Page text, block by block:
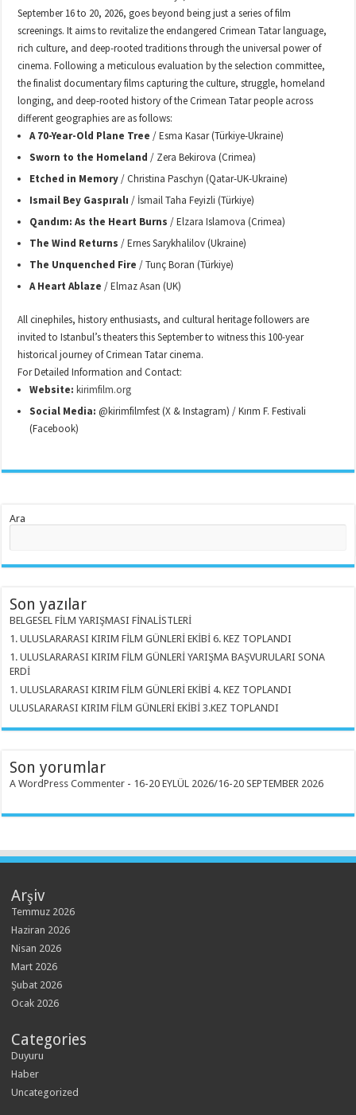
September 16 to 20, 2026, goes beyond being just a series of film
screenings. It aims to revitalize the endangered Crimean Tatar language,
rich culture, and deep-rooted traditions through the universal power of
cinema. Following a meticulous evaluation by the selection committee,
the finalist documentary films capturing the culture, struggle, homeland
longing, and deep-rooted history of the Crimean Tatar people across
different geographies are as follows:
A 70-Year-Old Plane Tree / Esma Kasar (Türkiye-Ukraine)
Sworn to the Homeland / Zera Bekirova (Crimea)
Etched in Memory/ Christina Paschyn (Qatar-UK-Ukraine)
Ismail Bey Gaspıralı / İsmail Taha Feyizli (Türkiye)
Qandım: As the Heart Burns / Elzara Islamova (Crimea)
The Wind Returns / Ernes Sarykhalilov (Ukraine)
The Unquenched Fire / Tunç Boran (Türkiye)
A Heart Ablaze / Elmaz Asan (UK)
All cinephiles, history enthusiasts, and cultural heritage followers are
invited to Istanbul’s theaters this September to witness this 100-year
historical journey of Crimean Tatar cinema.
For Detailed Information and Contact:
Website: kirimfilm.org
Social Media: @kirimfilmfest (X & Instagram) / Kırım F. Festivali
(Facebook)
Ara
Son yazılar
BELGESEL FİLM YARIŞMASI FİNALİSTLERİ
1. ULUSLARARASI KIRIM FİLM GÜNLERİ EKİBİ 6. KEZ TOPLANDI
1. ULUSLARARASI KIRIM FİLM GÜNLERİ YARIŞMA BAŞVURULARI SONA
ERDİ
1. ULUSLARARASI KIRIM FİLM GÜNLERİ EKİBİ 4. KEZ TOPLANDI
ULUSLARARASI KIRIM FİLM GÜNLERİ EKİBİ 3.KEZ TOPLANDI
Son yorumlar
A WordPress Commenter - 16-20 EYLÜL 2026/16-20 SEPTEMBER 2026
Arşiv
Temmuz 2026
Haziran 2026
Nisan 2026
Mart 2026
Şubat 2026
Ocak 2026
Categories
Duyuru
Haber
Uncategorized